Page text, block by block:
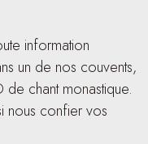
information
un de nos couvents,
de chant monastique.
nous confier vos